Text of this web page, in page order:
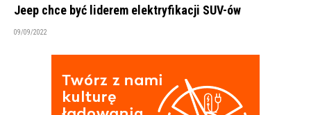
Jeep chce być liderem elektryfikacji SUV-ów
09/09/2022